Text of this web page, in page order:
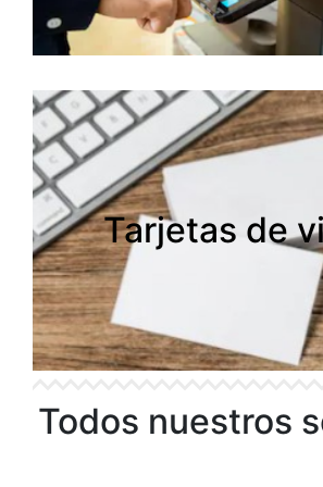
Tarjetas de
Tarjetas de
Todos nuestros